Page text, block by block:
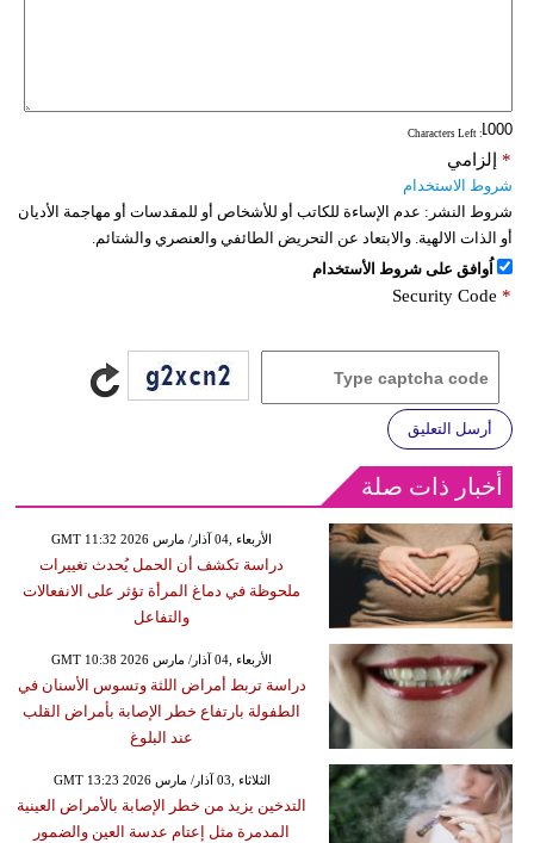
: Characters Left
إلزامي *
شروط الاستخدام
شروط النشر: عدم الإساءة للكاتب أو للأشخاص أو للمقدسات أو مهاجمة الأديان
أو الذات الالهية. والابتعاد عن التحريض الطائفي والعنصري والشتائم.
اُوافق على شروط الأستخدام
Security Code *
أرسل التعليق
أخبار ذات صلة
GMT 11:32 2026 الأربعاء ,04 آذار/ مارس
دراسة تكشف أن الحمل يُحدث تغييرات
ملحوظة في دماغ المرأة تؤثر على الانفعالات
والتفاعل
GMT 10:38 2026 الأربعاء ,04 آذار/ مارس
دراسة تربط أمراض اللثة وتسوس الأسنان في
الطفولة بارتفاع خطر الإصابة بأمراض القلب
عند البلوغ
GMT 13:23 2026 الثلاثاء ,03 آذار/ مارس
التدخين يزيد من خطر الإصابة بالأمراض العينية
المدمرة مثل إعتام عدسة العين والضمور